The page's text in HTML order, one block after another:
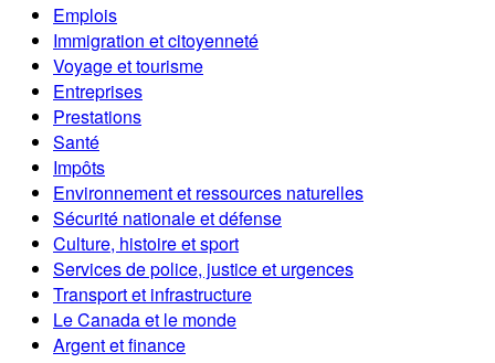
Emplois
Immigration et citoyenneté
Voyage et tourisme
Entreprises
Prestations
Santé
Impôts
Environnement et ressources naturelles
Sécurité nationale et défense
Culture, histoire et sport
Services de police, justice et urgences
Transport et infrastructure
Le Canada et le monde
Argent et finance